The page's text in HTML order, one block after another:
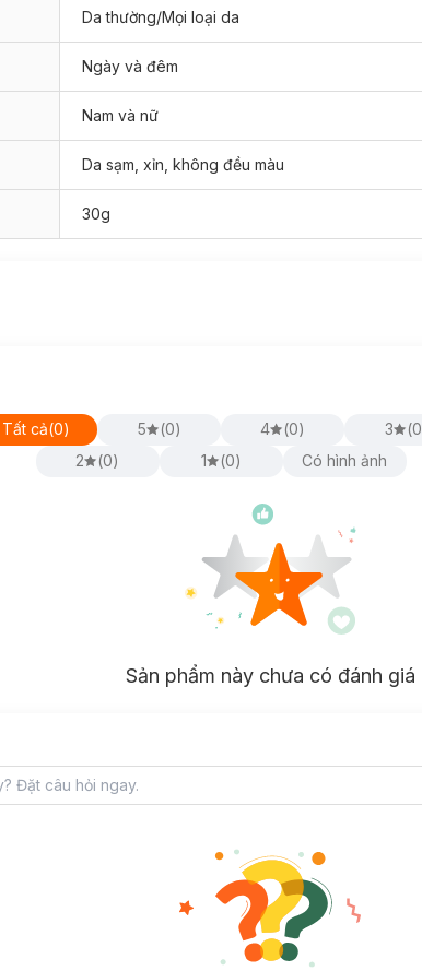
Da thường/Mọi loại da
Ngày và đêm
Nam và nữ
Da sạm, xỉn, không đều màu
30g
Tất cả(0) 5 (0) 4 (0) 3 (0
2
(0) 1 (0) Có hình ảnh
Sản phẩm này chưa có đánh giá